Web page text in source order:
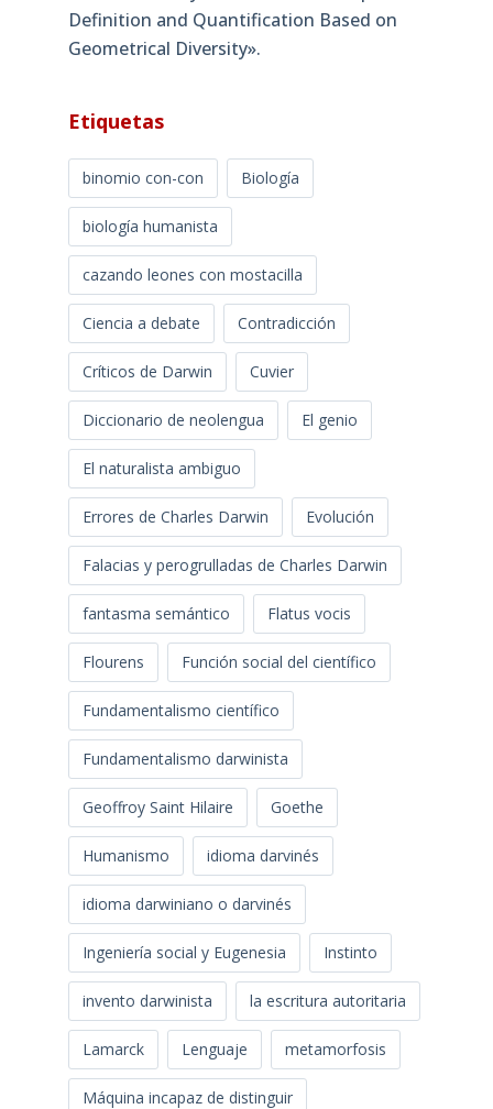
Definition and Quantification Based on
Geometrical Diversity»​.
Etiquetas
binomio con-con Biología
biología humanista
cazando leones con mostacilla
Ciencia a debate Contradicción
Críticos de Darwin Cuvier
Diccionario de neolengua El genio
El naturalista ambiguo
Errores de Charles Darwin Evolución
Falacias y perogrulladas de Charles Darwin
fantasma semántico Flatus vocis
Flourens Función social del científico
Fundamentalismo científico
Fundamentalismo darwinista
Geoffroy Saint Hilaire Goethe
Humanismo idioma darvinés
idioma darwiniano o darvinés
Ingeniería social y Eugenesia Instinto
invento darwinista la escritura autoritaria
Lamarck Lenguaje metamorfosis
Máquina incapaz de distinguir